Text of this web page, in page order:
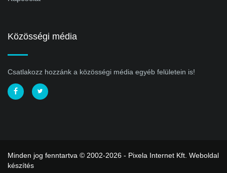
Közösségi média
Csatlakozz hozzánk a közösségi média egyéb felületein is!
Minden jog fenntartva © 2002-2026 - Pixela Internet Kft. Weboldal
készítés